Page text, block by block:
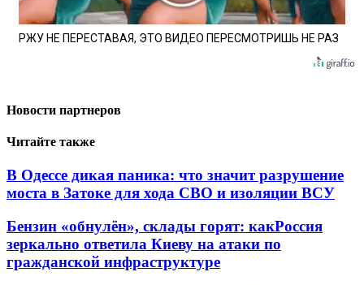
РЖУ НЕ ПЕРЕСТАВАЯ, ЭТО ВИДЕО ПЕРЕСМОТРИШЬ НЕ РАЗ
Новости партнеров
Читайте также
В Одессе дикая паника: что значит разрушение
моста в Затоке для хода СВО и изоляции ВСУ
Бензин «обнулён», склады горят: какРоссия
зеркально ответила Киеву на атаки по
гражданской инфраструктуре